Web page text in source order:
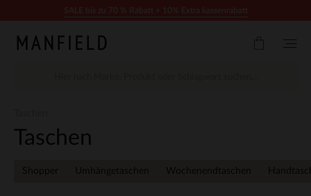
Taschen
Shopper Umhängetaschen Wochenendtaschen